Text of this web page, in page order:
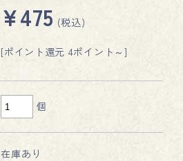
¥475 (税込)
[ポイント還元 4ポイント～]
個
在庫あり